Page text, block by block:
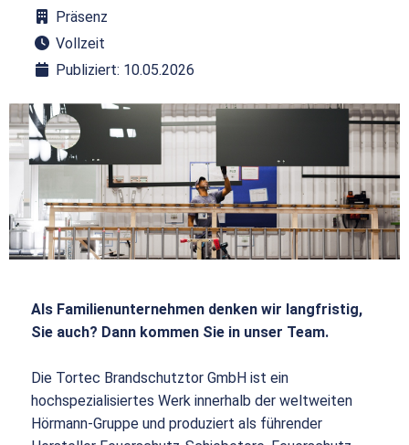
Präsenz
Vollzeit
Publiziert: 10.05.2026
Als Familienunternehmen denken wir langfristig,
Sie auch? Dann kommen Sie in unser Team.
Die Tortec Brandschutztor GmbH ist ein
hochspezialisiertes Werk innerhalb der weltweiten
Hörmann-Gruppe und produziert als führender